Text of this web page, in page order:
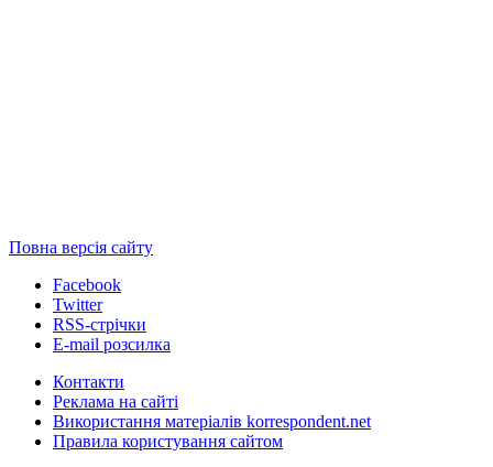
Повна версія сайту
Facebook
Twitter
RSS-стрічки
E-mail розсилка
Контакти
Реклама на сайті
Використання матеріалів korrespondent.net
Правила користування сайтом